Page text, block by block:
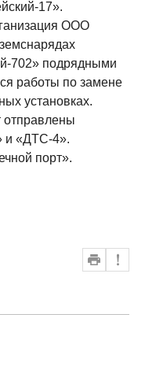
17».
ООО
702» подрядными
работы по замене
установках.
отправлены
и «ДТС-4».
порт».